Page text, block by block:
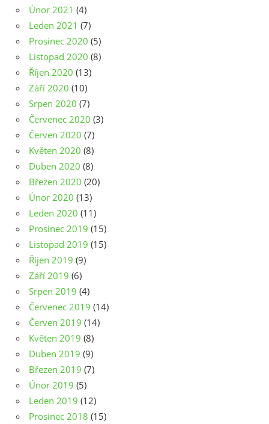
Únor 2021 (4)
Leden 2021 (7)
Prosinec 2020 (5)
Listopad 2020 (8)
Říjen 2020 (13)
Září 2020 (10)
Srpen 2020 (7)
Červenec 2020 (3)
Červen 2020 (7)
Květen 2020 (8)
Duben 2020 (8)
Březen 2020 (20)
Únor 2020 (13)
Leden 2020 (11)
Prosinec 2019 (15)
Listopad 2019 (15)
Říjen 2019 (9)
Září 2019 (6)
Srpen 2019 (4)
Červenec 2019 (14)
Červen 2019 (14)
Květen 2019 (8)
Duben 2019 (9)
Březen 2019 (7)
Únor 2019 (5)
Leden 2019 (12)
Prosinec 2018 (15)